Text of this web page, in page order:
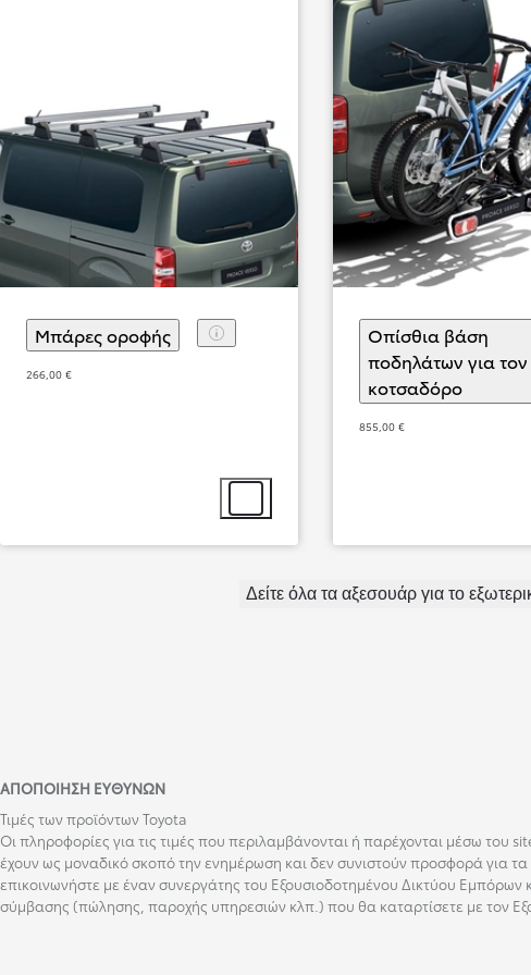
Από
274,40 € /Μήνα
Corolla Cross
Αγοράστε Online
HYBRID ELECTRIC
Από
382,86 € /Μήνα
RAV4
Αγοράστε Online
HYBRID & PLUG-IN HYBRID ELECTRIC
Μπάρες οροφής Επιλογή αξεσουάρ
266,00 €
Οπίσθια βάση
ποδηλάτων για τον
κοτσαδόρο(
855,00 €
Δείτε όλα τα αξεσουάρ για το
ΑΠΟΠΟΊΗΣΗ ΕΥΘΥΝΏΝ
Τιμές των προϊόντων Toyota
Οι πληροφορίες για τις τιμές που περιλαμβάνονται ή παρέχονται μέσω του
έχουν ως μοναδικό σκοπό την ενημέρωση και δεν συνιστούν προσφορά για
επικοινωνήστε με έναν συνεργάτης του Εξουσιοδοτημένου Δικτύου
σύμβασης (πώλησης, παροχής υπηρεσιών κλπ.) που θα καταρτίσετε με τον